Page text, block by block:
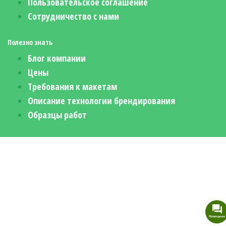
Сотрудничество с нами
Полезно знать
Блог компании
Цены
Требования к макетам
Описание технологии брендирования
Образцы работ
Помощник